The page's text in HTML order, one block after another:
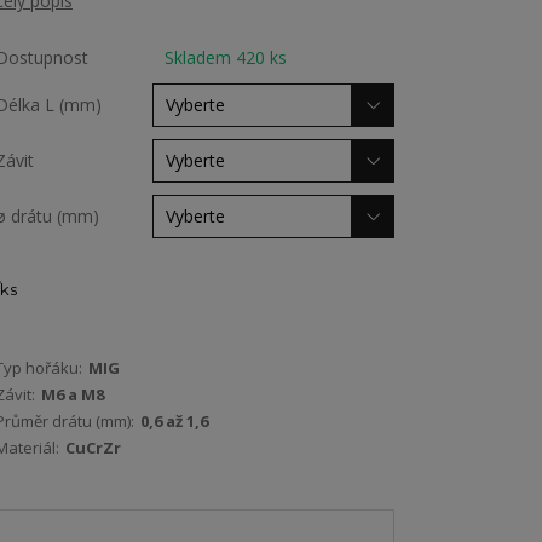
Skladem 420 ks
L (mm)
drátu (mm)
ks
hořáku: MIG
M6 a M8
drátu (mm): 0,6 až 1,6
CuCrZr